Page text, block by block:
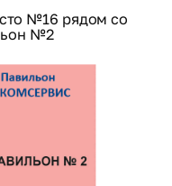
№16 рядом со
№2